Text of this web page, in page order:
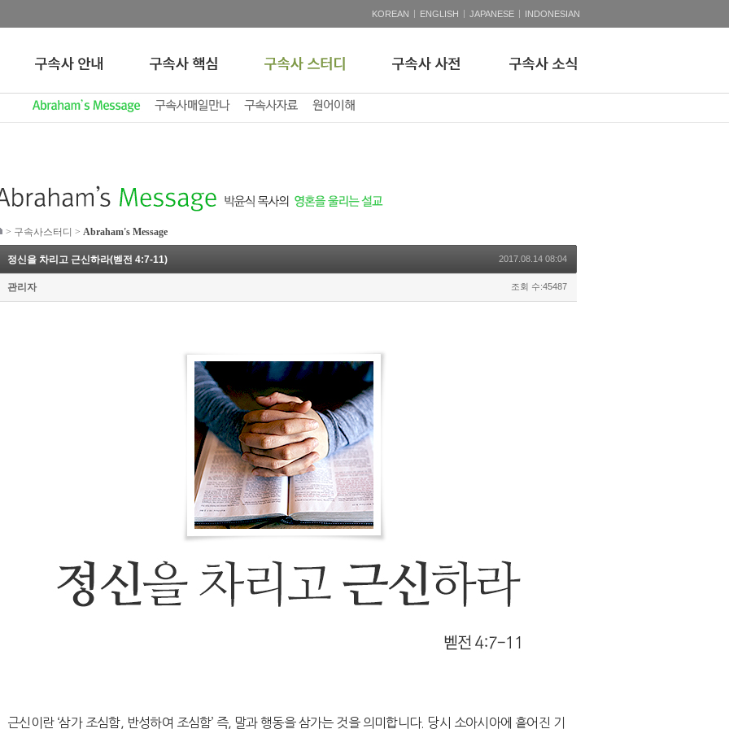
KOREAN | ENGLISH | JAPANESE | INDONESIAN
> 구속사스터디 > Abraham's Message
정신을 차리고 근신하라(벧전 4:7-11) 2017.08.14 08:04
관리자 조회 수:45487
근신이란 ‘삼가 조심함, 반성하여 조심함’ 즉, 말과 행동을 삼가는 것을 의미합니다. 당시 소아시아에 흩어진 기